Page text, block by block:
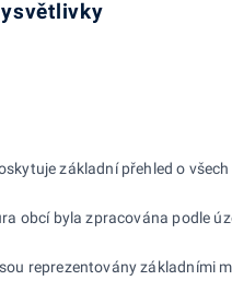
základní přehled o
obcí byla zpracována podle
reprezentovány základními